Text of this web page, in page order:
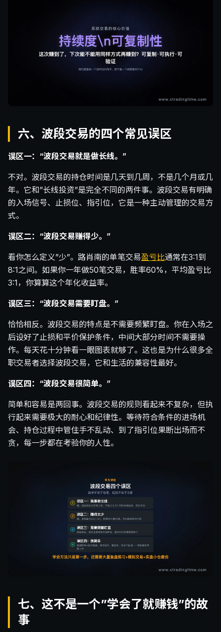
六、波段交易的四个常见误区
误区一：“波段交易就是做长线。”
不对。波段交易的持仓时间是几天到几周，不是几个月或几
年。它和”长线投资”是完全不同的两件事。波段交易有明确
的入场信号、止损位、指引位，它是一种主动管理的交易方
式。
误区二：“波段交易赚得少。”
看你怎么定义”少”。路肖南的单笔交易盈亏比通常在3:1到
8:1之间。如果你一年做50笔交易，胜率60%，平均盈亏比
3:1，你算算这个年化收益率。
误区三：“波段交易需要盯盘。”
恰恰相反。波段交易的特点是不需要频繁盯盘。你在入场之
后设好了止损和平价保护条件，中间大部分时间不需要操
作。每天花十分钟看一眼图表就够了。这也是为什么很多全
职交易者选择波段交易，它和生活的兼容性最好。
误区四：“波段交易很简单。”
简单和容易是两回事。波段交易的规则看起来不复杂，但执
行起来需要极大的耐心和纪律性。等待符合条件的进场机
会、持仓过程中管住手不乱动、到了指引位果断出场而不
贪，每一步都在考验你的人性。
七、这不是一个”学会了就赚钱”的故
事